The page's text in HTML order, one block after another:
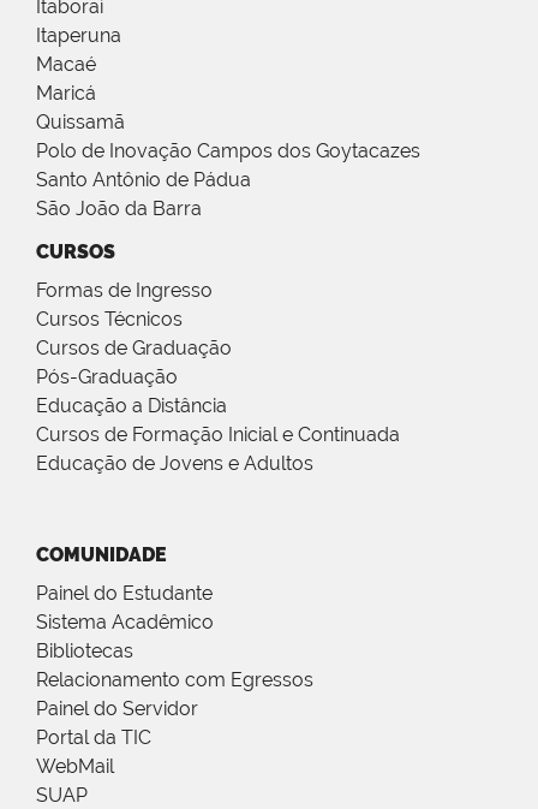
Itaboraí
Itaperuna
Macaé
Maricá
Quissamã
Polo de Inovação Campos dos Goytacazes
Santo Antônio de Pádua
São João da Barra
CURSOS
Formas de Ingresso
Cursos Técnicos
Cursos de Graduação
Pós-Graduação
Educação a Distância
Cursos de Formação Inicial e Continuada
Educação de Jovens e Adultos
COMUNIDADE
Painel do Estudante
Sistema Acadêmico
Bibliotecas
Relacionamento com Egressos
Painel do Servidor
Portal da TIC
WebMail
SUAP